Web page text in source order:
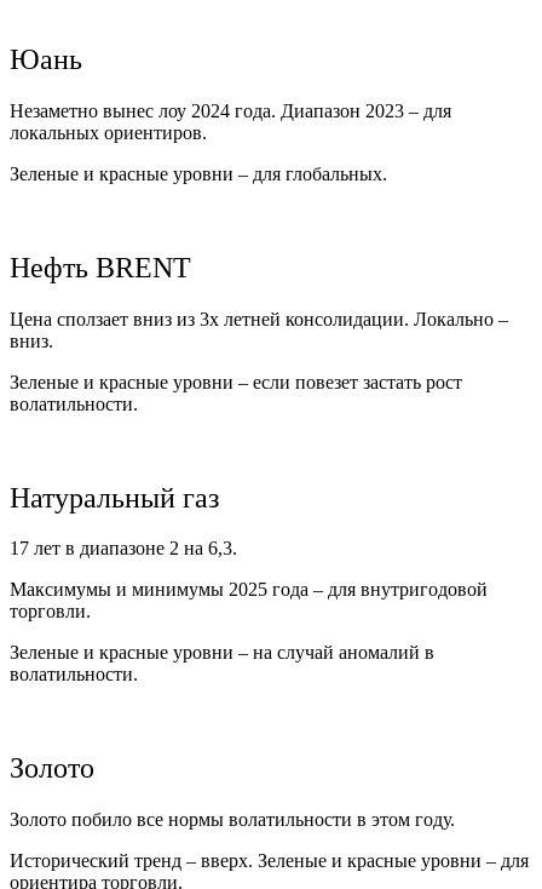
Юань
Незаметно вынес лоу 2024 года. Диапазон 2023 – для
локальных ориентиров.
Зеленые и красные уровни – для глобальных.
Нефть BRENT
Цена сползает вниз из 3х летней консолидации. Локально –
вниз.
Зеленые и красные уровни – если повезет застать рост
волатильности.
Натуральный газ
17 лет в диапазоне 2 на 6,3.
Максимумы и минимумы 2025 года – для внутригодовой
торговли.
Зеленые и красные уровни – на случай аномалий в
волатильности.
Золото
Золото побило все нормы волатильности в этом году.
Исторический тренд – вверх. Зеленые и красные уровни – для
ориентира торговли.